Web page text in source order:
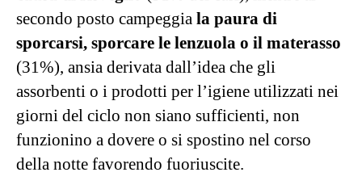
secondo posto campeggia la paura di
sporcarsi, sporcare le lenzuola o il materasso
(31%), ansia derivata dall’idea che gli
assorbenti o i prodotti per l’igiene utilizzati nei
giorni del ciclo non siano sufficienti, non
funzionino a dovere o si spostino nel corso
della notte favorendo fuoriuscite.